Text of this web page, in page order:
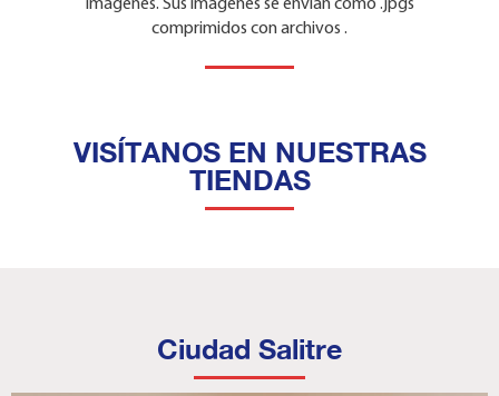
imágenes. Sus imágenes se envían como .jpgs
comprimidos con archivos .
VISÍTANOS EN NUESTRAS
TIENDAS
Ciudad Salitre